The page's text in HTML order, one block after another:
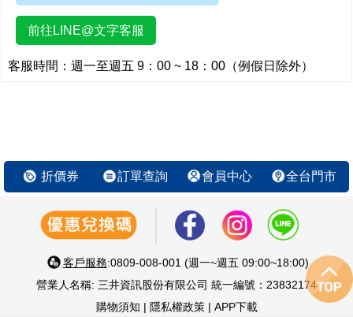
前往LINE@文字客服
客服時間：週一至週五 9：00 ~ 18：00（例假日除外）
折價券 訂單查詢 會員中心 全台門市
客戶服務:0809-008-001 (週一~週五 09:00~18:00)
營業人名稱: 三井資訊股份有限公司 統一編號：23832174
購物須知 | 隱私權政策| APP下載